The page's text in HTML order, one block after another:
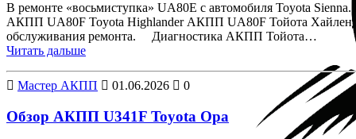
В ремонте «восьмиступка» UA80E с автомобиля Toyota
АКПП UA80F Toyota Highlander АКПП UA80F Тойота
обслуживания ремонта. Диагностика АКПП Тойота…
Читать дальше
Мастер АКПП 01.06.2026 0
Обзор АКПП U341F Toyota Opa